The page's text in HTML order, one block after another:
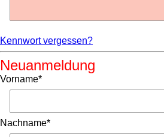
Kennwort vergessen?
Neuanmeldung
Vorname*
Nachname*